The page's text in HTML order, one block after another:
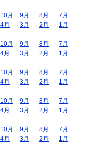
10月 9月 8月
7月
4月 3月 2月
1月
10月 9月 8月
7月
4月 3月 2月
1月
10月 9月 8月
7月
4月 3月 2月
1月
10月 9月 8月
7月
4月 3月 2月
1月
10月 9月 8月
7月
4月 3月 2月
1月